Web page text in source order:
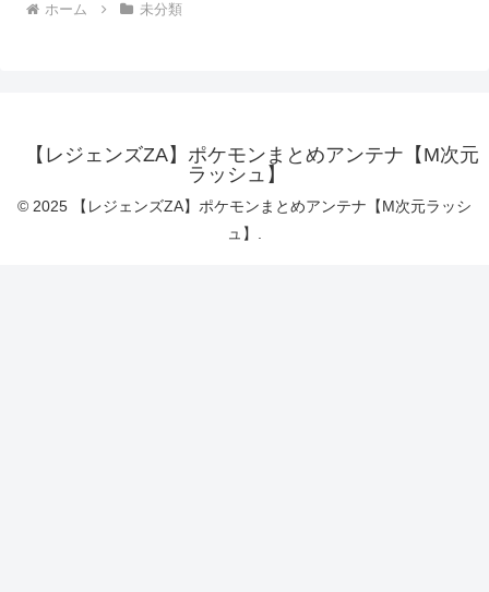
ホーム 未分類
【レジェンズZA】ポケモンまとめアンテナ【M次元
ラッシュ】
© 2025 【レジェンズZA】ポケモンまとめアンテナ【M次元ラッシ
ュ】.